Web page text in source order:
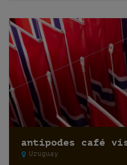
antipodes café
Uruguay